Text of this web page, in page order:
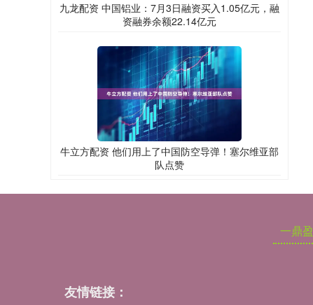
九龙配资 中国铝业：7月3日融资买入1.05亿元，融
资融券余额22.14亿元
牛立方配资 他们用上了中国防空导弹！塞尔维亚部
队点赞
一鼎盈
友情链接：